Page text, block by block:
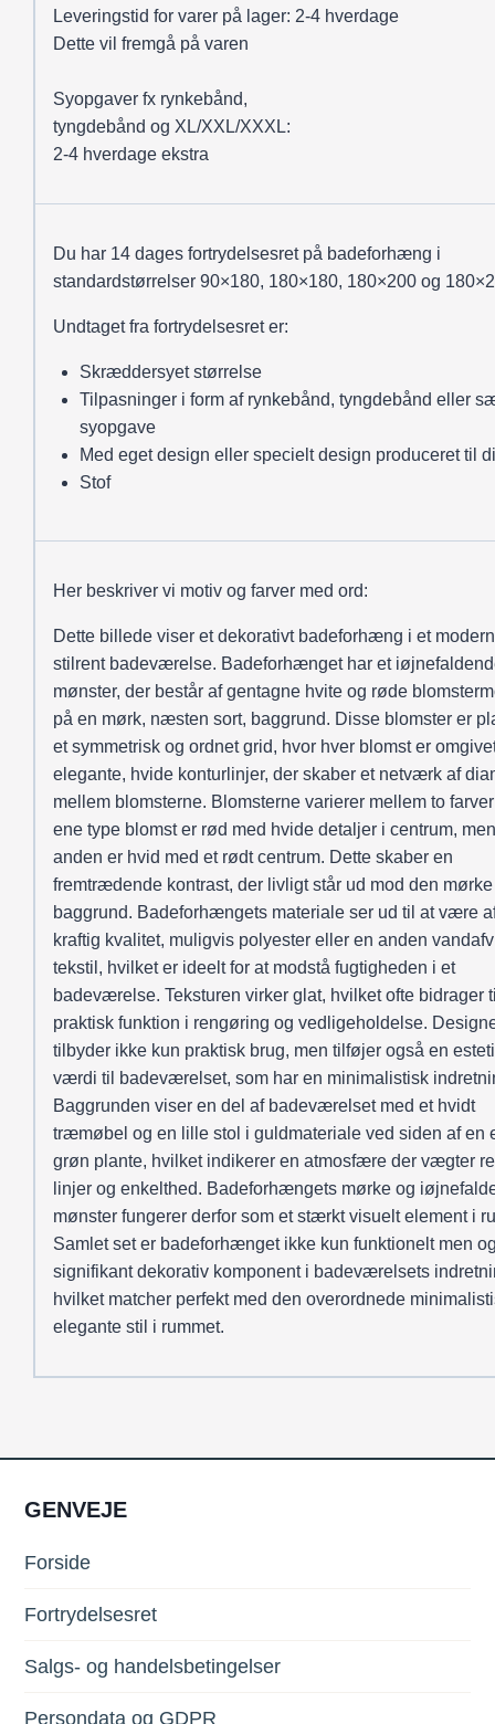
Leveringstid for varer på lager: 2-4 hverdage
Dette vil fremgå på varen
Syopgaver fx rynkebånd,
tyngdebånd og XL/XXL/XXXL:
2-4 hverdage ekstra
Du har 14 dages fortrydelsesret på badeforhæng i
standardstørrelser 90×180, 180×180, 180×200 og
Undtaget fra fortrydelsesret er:
Skræddersyet størrelse
Tilpasninger i form af rynkebånd, tyngdebånd eller
syopgave
Med eget design eller specielt design produceret til
Stof
Her beskriver vi motiv og farver med ord:
Dette billede viser et dekorativt badeforhæng i et
stilrent badeværelse. Badeforhænget har et
mønster, der består af gentagne hvite og røde
på en mørk, næsten sort, baggrund. Disse blomster er
et symmetrisk og ordnet grid, hvor hver blomst er
elegante, hvide konturlinjer, der skaber et netværk af
mellem blomsterne. Blomsterne varierer mellem to
ene type blomst er rød med hvide detaljer i centrum,
anden er hvid med et rødt centrum. Dette skaber en
fremtrædende kontrast, der livligt står ud mod den mørke
baggrund. Badeforhængets materiale ser ud til at være
kraftig kvalitet, muligvis polyester eller en anden
tekstil, hvilket er ideelt for at modstå fugtigheden i et
badeværelse. Teksturen virker glat, hvilket ofte bidrager
praktisk funktion i rengøring og vedligeholdelse.
tilbyder ikke kun praktisk brug, men tilføjer også en
værdi til badeværelset, som har en minimalistisk
Baggrunden viser en del af badeværelset med et hvidt
træmøbel og en lille stol i guldmateriale ved siden af en
grøn plante, hvilket indikerer en atmosfære der vægter
linjer og enkelthed. Badeforhængets mørke og
mønster fungerer derfor som et stærkt visuelt element i
Samlet set er badeforhænget ikke kun funktionelt men
signifikant dekorativ komponent i badeværelsets
hvilket matcher perfekt med den overordnede
elegante stil i rummet.
GENVEJE
Forside
Fortrydelsesret
Salgs- og handelsbetingelser
Persondata og GDPR